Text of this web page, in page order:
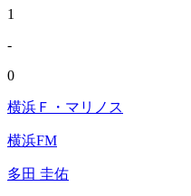
1
-
0
横浜Ｆ・マリノス
横浜FM
多田 圭佑